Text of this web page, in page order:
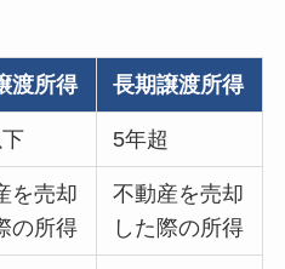
渡所得 長期譲渡所得
5年超
を売却
の所得
不動産を売却
した際の所得